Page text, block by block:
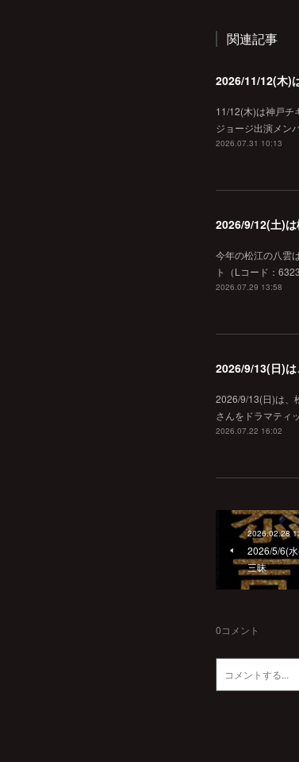
関連記事
2026/11/12(木)
11/12(木)は神戸チ
ジョージ出演メン
2026.07.31 10:13
2026/9/12(土)は
今年の松江の八雲
ト（Lコード：
2026.07.29 13:58
2026/9/13(日)
2026/9/13(日)は、
さんをドラマティ
2026.07.22 16:02
2026.02.28
2026/5/6(
三昧
0コメント